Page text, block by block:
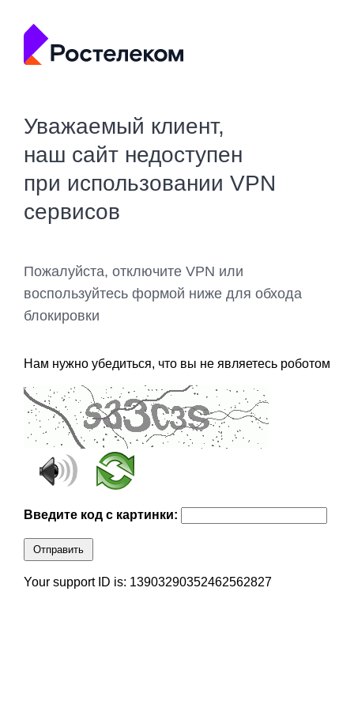
Уважаемый клиент,
наш сайт недоступен
при использовании VPN
сервисов
Пожалуйста, отключите VPN или
воспользуйтесь формой ниже для обхода
блокировки
Нам нужно убедиться, что вы не являетесь роботом
Введите код с картинки:
Отправить
Your support ID is: 13903290352462562827